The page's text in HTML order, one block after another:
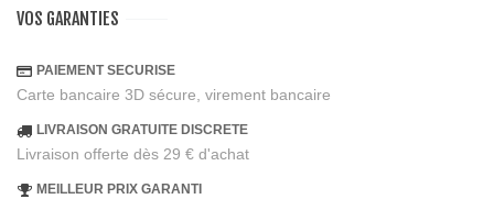
VOS GARANTIES
PAIEMENT SECURISE
Carte bancaire 3D sécure, virement bancaire
LIVRAISON GRATUITE DISCRETE
Livraison offerte dès 29 € d'achat
MEILLEUR PRIX GARANTI